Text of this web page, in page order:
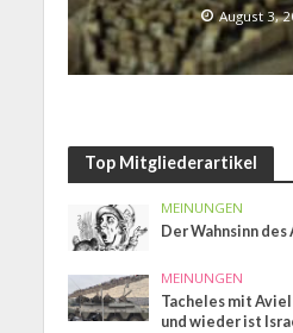
August 3,
Top Mitgliederartikel
MEINUNGEN
Der Wahnsinn
MEINUNGEN
Tacheles mit
und wieder ist